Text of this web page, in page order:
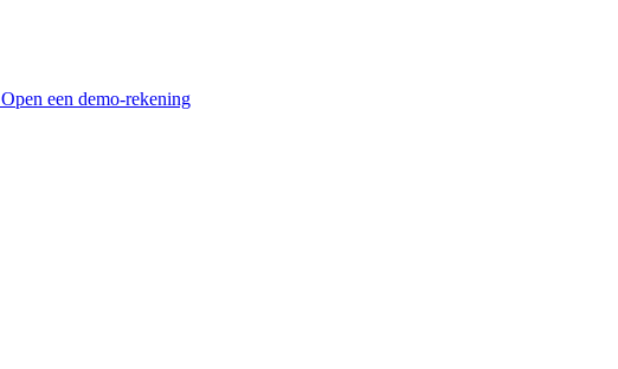
Open een demo-rekening